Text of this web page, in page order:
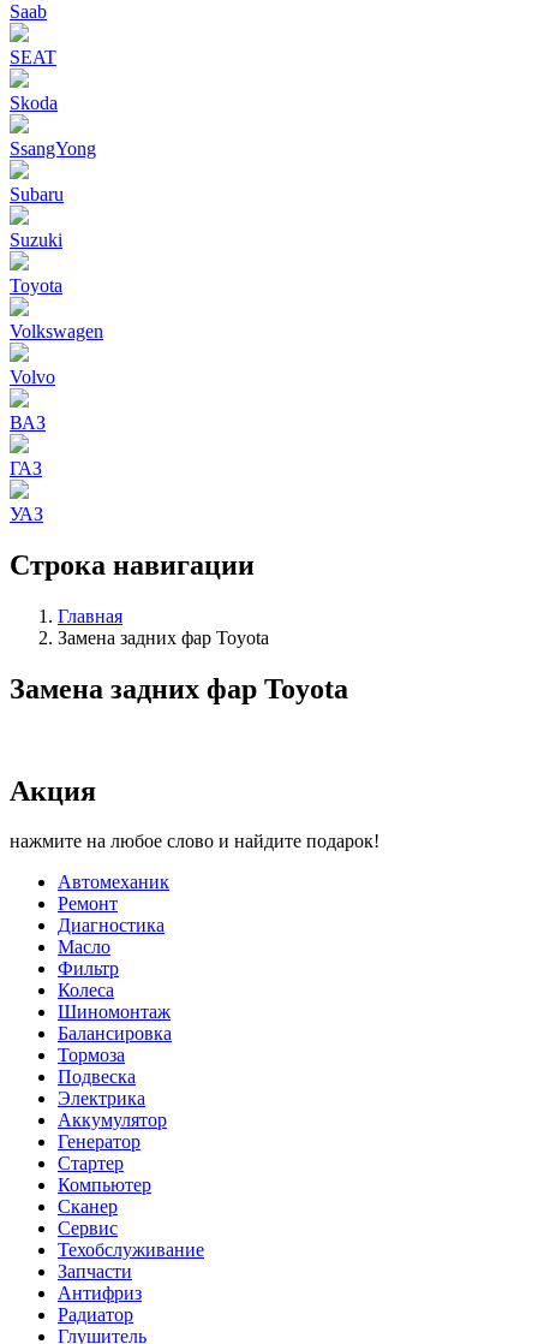
Saab
SEAT
Skoda
SsangYong
Subaru
Suzuki
Toyota
Volkswagen
Volvo
ВАЗ
ГАЗ
УАЗ
Строка навигации
Главная
Замена задних фар Toyota
Замена задних фар Toyota
Акция
нажмите на любое слово и найдите подарок!
Автомеханик
Ремонт
Диагностика
Масло
Фильтр
Колеса
Шиномонтаж
Балансировка
Тормоза
Подвеска
Электрика
Аккумулятор
Генератор
Стартер
Компьютер
Сканер
Сервис
Техобслуживание
Запчасти
Антифриз
Радиатор
Глушитель